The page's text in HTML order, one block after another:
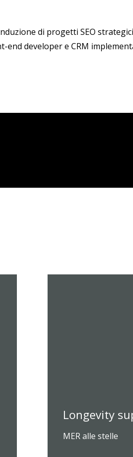
di progetti SEO
developer e CRM
Longevity
MER alle stelle